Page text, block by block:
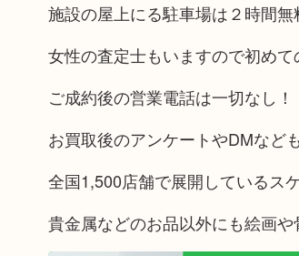
施設の屋上にる駐車場は２時間無
女性の査定士もいますので初めて
ご成約後の営業電話は一切なし！
お買取後のアンケートやDMなど
全国1,500店舗で展開しているス
貴金属などのお品以外にも絵画